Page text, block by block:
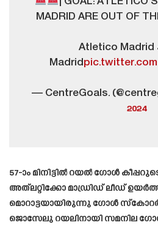
MADRID ARE OUT OF
Atletico Madrid
Madrid
— CentreGoals.
2024
57-ാം മിനിട്ടില്‍ റയല്‍ ഗോള്‍
അത്‌ലറ്റിക്കോ മാഡ്രിഡ് ലീഡ്
മൊറാട്ടയായിരുന്നു ഗോള്‍ സ്കോറര്‍.
ജൊസേലു റയലിനായി സമനില